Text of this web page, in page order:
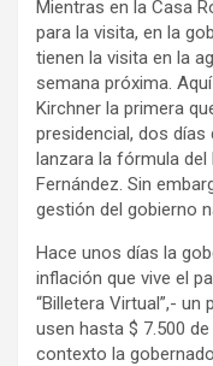
Mientras en la Casa
para la visita, en la
tienen la visita en la
semana próxima.
Kirchner la primera
presidencial, dos días
lanzara la fórmula
Fernández. Sin
gestión del gobierno
Hace unos días la
inflación que vive el
“Billetera Virtual”,-
usen hasta $ 7.500
contexto la